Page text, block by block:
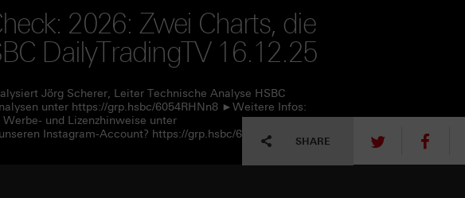
2026: Zwei Charts, die
DailyTradingTV 16.12.25
Jörg Scherer, Leiter Technische Analyse HSBC
unter https://grp.hsbc/6054RHNn8 ►Weitere Infos:
und Lizenzhinweise unter
Instagram-Account? https://grp.hsbc/6057RHNn1
SHARE tweet